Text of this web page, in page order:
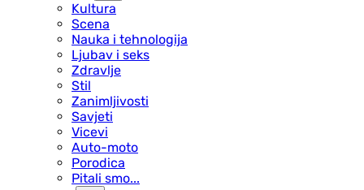
Kultura
Scena
Nauka i tehnologija
Ljubav i seks
Zdravlje
Stil
Zanimljivosti
Savjeti
Vicevi
Auto-moto
Porodica
Pitali smo...